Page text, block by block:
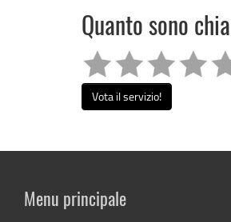
Quanto sono
Vota il servizio!
Menu principale